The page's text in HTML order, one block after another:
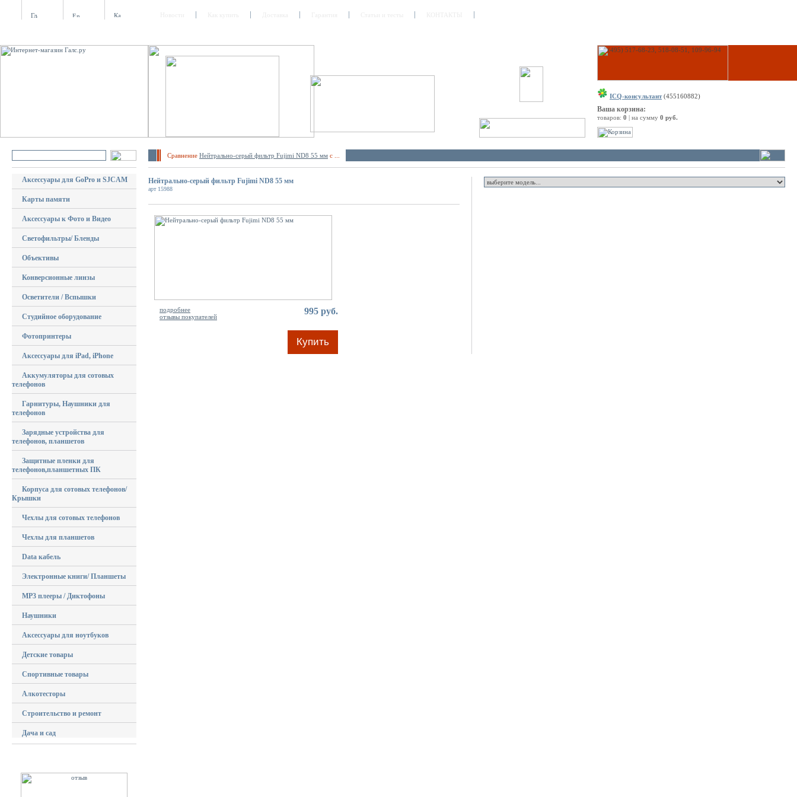
ICQ-консультант(455160882)
Ваша корзина:
товаров: 0 | на сумму 0 руб.
Сравнение Hейтрально-серый фильтр Fujimi ND8 55 мм с ...
Аксессуары для GoPro и SJCAM
Карты памяти
Аксессуары к Фото и Видео
Светофильтры/ Бленды
Объективы
Конверсионные линзы
Осветители / Вспышки
Студийное оборудование
Фотопринтеры
Аксессуары для iPad, iPhone
Аккумуляторы для сотовых
телефонов
Гарнитуры, Наушники для
телефонов
Зарядные устройства для
телефонов, планшетов
Защитные пленки для
телефонов,планшетных ПК
Корпуса для сотовых телефонов/
Крышки
Чехлы для сотовых телефонов
Чехлы для планшетов
Data кабель
Электронные книги/ Планшеты
MP3 плееры / Диктофоны
Наушники
Аксессуары для ноутбуков
Детские товары
Спортивные товары
Алкотесторы
Строительство и ремонт
Дача и сад
Hейтрально-серый фильтр Fujimi ND8 55 мм
арт 15988
подробнее
отзывы покупателей
995 руб.
Купить